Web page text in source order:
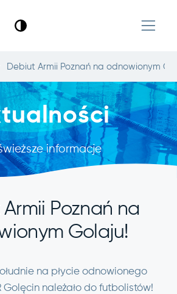
Debiut Armii Poznań na odnowionym
informacje
Poznań na
Golaju!
na płycie odnowionego
Golęcin należało do futbolistów!